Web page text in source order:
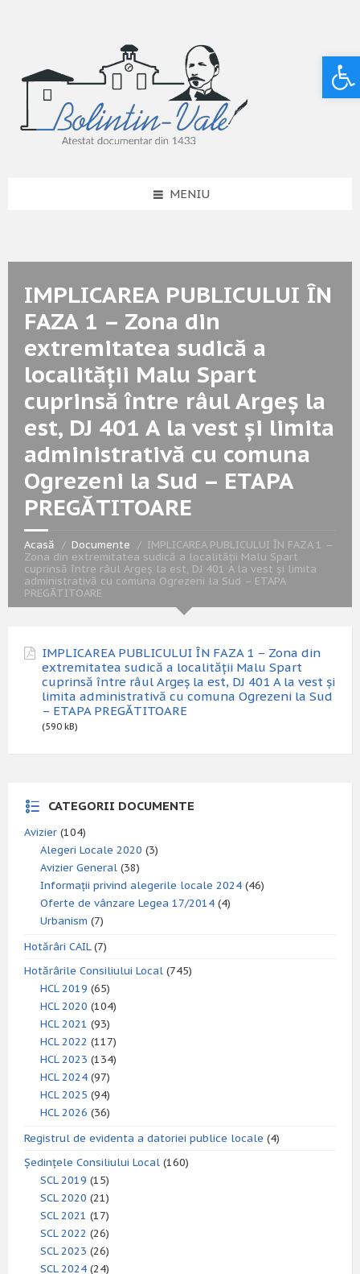
MENIU
IMPLICAREA PUBLICULUI ÎN
FAZA 1 – Zona din
extremitatea sudică a
localității Malu Spart
cuprinsă între râul Argeș la
est, DJ 401 A la vest și limita
administrativă cu comuna
Ogrezeni la Sud – ETAPA
PREGĂTITOARE
Acasă Documente
IMPLICAREA PUBLICULUI ÎN FAZA 1 –
Zona din extremitatea sudică a localității Malu Spart
cuprinsă între râul Argeș la est, DJ 401 A la vest și limita
administrativă cu comuna Ogrezeni la Sud – ETAPA
PREGĂTITOARE
IMPLICAREA PUBLICULUI ÎN FAZA 1 – Zona din
extremitatea sudică a localității Malu Spart
cuprinsă între râul Argeș la est, DJ 401 A la vest și
limita administrativă cu comuna Ogrezeni la Sud
– ETAPA PREGĂTITOARE
(590 kB)
CATEGORII DOCUMENTE
Avizier (104)
Alegeri Locale 2020 (3)
Avizier General (38)
Informații privind alegerile locale 2024 (46)
Oferte de vânzare Legea 17/2014 (4)
Urbanism (7)
Hotărâri CAIL(7)
Hotărârile Consiliului Local (745)
HCL 2019 (65)
HCL 2020 (104)
HCL 2021 (93)
HCL 2022 (117)
HCL 2023 (134)
HCL 2024 (97)
HCL 2025 (94)
HCL 2026 (36)
Registrul de evidenta a datoriei publice locale (4)
Ședințele Consiliului Local (160)
SCL 2019 (15)
SCL 2020 (21)
SCL 2021 (17)
SCL 2022 (26)
SCL 2023 (26)
SCL 2024 (24)
Deschide bara de unelte